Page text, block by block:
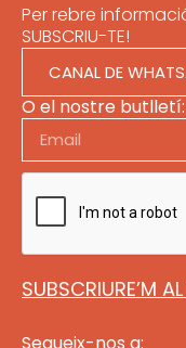
Per rebre
SUBSCRIU-TE!
CANAL DE
O el nostre butlletí:
SUBSCRIURE’M
Segueix-nos a: